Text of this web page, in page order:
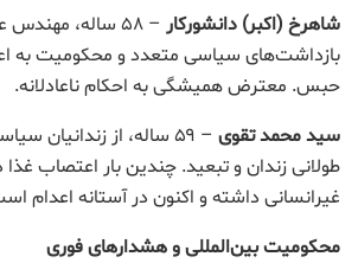
شاهرخ (اکبر) دانشورکار
– ۵۸ ساله،
حبس. معترض همیشگی به احکام ناعادلانه.
سید محمد تقوی
طولانی زندان و تبعید. چندین بار اعتصاب
غیرانسانی داشته و اکنون در آستانه اعدام
محکومیت بین‌المللی و هشدارهای فوری